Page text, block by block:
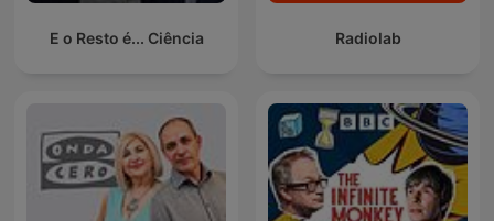
E o Resto é... Ciência Radiolab